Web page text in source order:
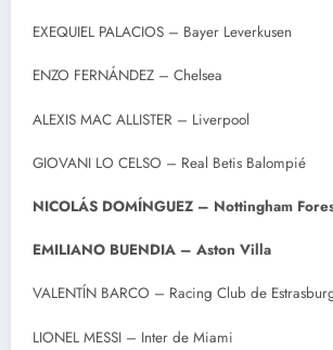
EXEQUIEL PALACIOS – Bayer Leverkusen
ENZO FERNÁNDEZ – Chelsea
ALEXIS MAC ALLISTER – Liverpool
GIOVANI LO CELSO – Real Betis Balompié
NICOLÁS DOMÍNGUEZ – Nottingham
EMILIANO BUENDIA – Aston Villa
VALENTÍN BARCO – Racing Club de
LIONEL MESSI – Inter de Miami